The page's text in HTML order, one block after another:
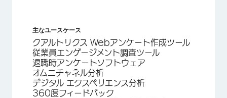
主なユースケース
クアルトリクス Webアンケート作成ツール
従業員エンゲージメント調査ツール
退職時アンケートソフトウェア
オムニチャネル分析
デジタル エクスペリエンス分析
360度フィードバック